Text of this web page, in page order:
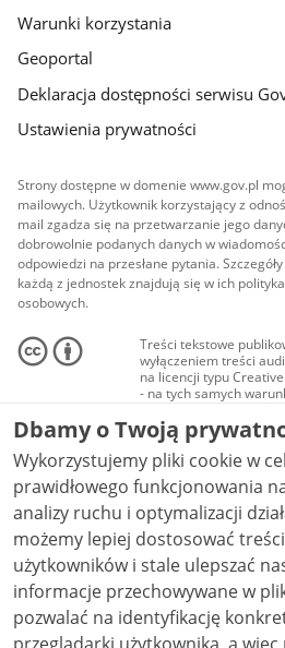
Warunki korzystania
Geoportal
Deklaracja dostępności serwisu
Ustawienia prywatności
Strony dostępne w domenie www.gov.pl
mailowych. Użytkownik korzystający z
mail zgadza się na przetwarzanie jego
dobrowolnie podanych danych w
odpowiedzi na przesłane pytania.
każdą z jednostek znajdują się w ich
osobowych.
Treści tekstowe
wyłączeniem treści
na licencji typu
- na tych samych
Materiały
audio i wideo, są
Creative Commons:
niekomercyjne - bez
NC-ND 4.0), o ile nie
Dbamy o Twoją
Wykorzystujemy pliki cookie w
prawidłowego funkcjonowania
analizy ruchu i optymalizacji działania
możemy lepiej dostosować
użytkowników i stale ulepszać nasze
informacje przechowywane w
pozwalać na identyfikację